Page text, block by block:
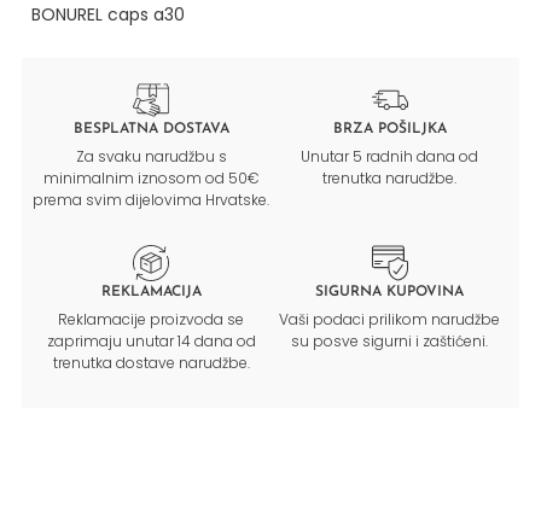
BONUREL caps a30
BESPLATNA DOSTAVA
Za svaku narudžbu s
minimalnim iznosom od 50€
prema svim dijelovima Hrvatske.
BRZA POŠILJKA
Unutar 5 radnih dana od
trenutka narudžbe.
REKLAMACIJA
Reklamacije proizvoda se
zaprimaju unutar 14 dana od
trenutka dostave narudžbe.
SIGURNA KUPOVINA
Vaši podaci prilikom narudžbe
su posve sigurni i zaštićeni.